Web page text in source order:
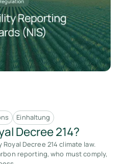
Einhaltung
Decree 214?
Decree 214 climate law.
reporting, who must comply,